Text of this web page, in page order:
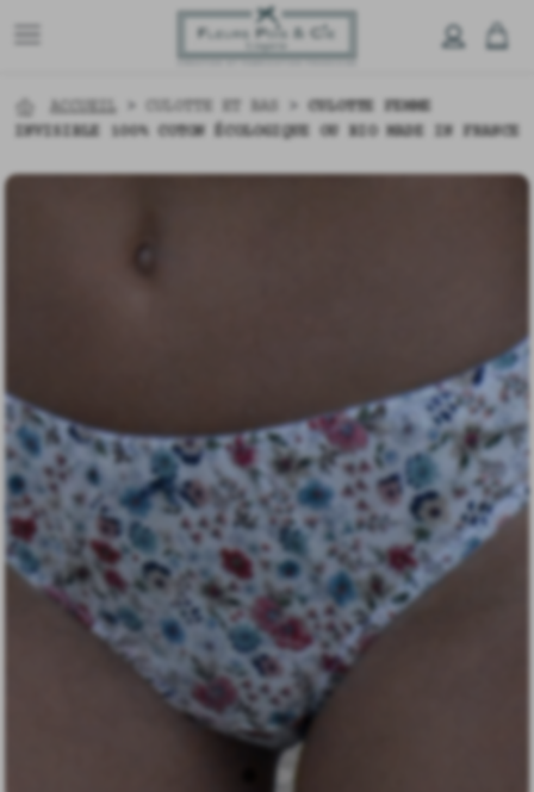
ACCUEIL > CULOTTE ET BAS >
CULOTTE FEMME
INVISIBLE 100% COTON ÉCOLOGIQUE OU BIO MADE IN FRANCE